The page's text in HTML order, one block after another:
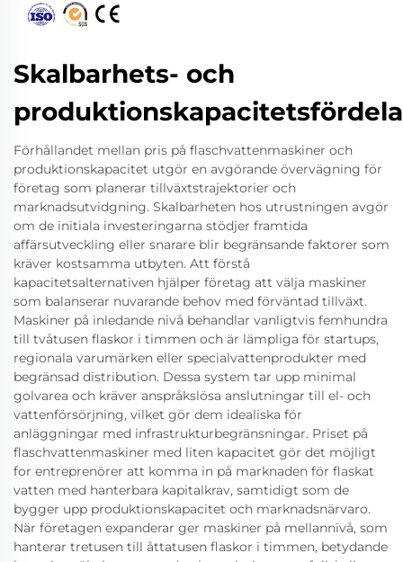
Skalbarhets- och
Förhållandet mellan pris på flaschvattenmaskiner och
produktionskapacitet utgör en avgörande övervägning för
företag som planerar tillväxtstrajektorier och
marknadsutvidgning. Skalbarheten hos utrustningen avgör
om de initiala investeringarna stödjer framtida
affärsutveckling eller snarare blir begränsande faktorer som
kräver kostsamma utbyten. Att förstå
kapacitetsalternativen hjälper företag att välja maskiner
som balanserar nuvarande behov med förväntad tillväxt.
Maskiner på inledande nivå behandlar vanligtvis femhundra
till tvåtusen flaskor i timmen och är lämpliga för startups,
regionala varumärken eller specialvattenprodukter med
begränsad distribution. Dessa system tar upp minimal
golvarea och kräver anspråkslösa anslutningar till el- och
vattenförsörjning, vilket gör dem idealiska för
anläggningar med infrastrukturbegränsningar. Priset på
flaschvattenmaskiner med liten kapacitet gör det möjligt
for entreprenörer att komma in på marknaden för flaskat
vatten med hanterbara kapitalkrav, samtidigt som de
bygger upp produktionskapacitet och marknadsnärvaro.
När företagen expanderar ger maskiner på mellannivå, som
hanterar tretusen till åttatusen flaskor i timmen, betydande